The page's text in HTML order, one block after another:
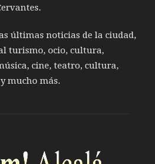
últimas noticias de la ciudad,
turismo, ocio, cultura,
cine, teatro, cultura,
mucho más.